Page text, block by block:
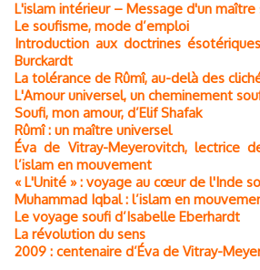
L'islam intérieur – Message d'un maître
Le soufisme, mode d’emploi
Introduction aux doctrines
Burckardt
La tolérance de Rûmî, au-delà des
L'Amour universel, un cheminement
Soufi, mon amour, d’Elif Shafak
Rûmî : un maître universel
Éva de Vitray-Meyerovitch, lectrice
l’islam en mouvement
« L'Unité » : voyage au cœur de l'Inde
Muhammad Iqbal : l’islam en
Le voyage soufi d’Isabelle Eberhardt
La révolution du sens
2009 : centenaire d’Éva de Vitray-